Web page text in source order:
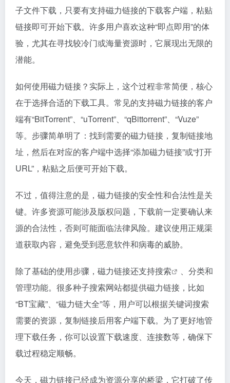
子文件下载，只要有支持磁力链接的下载客户端，粘贴
链接即可开始下载。许多用户喜欢这种“即点即用”的体
验，尤其在寻找较冷门或海量资源时，它展现出无限的
潜能。
如何使用磁力链接？实际上，这个过程非常简便，核心
在于选择合适的下载工具。常见的支持磁力链接的客户
端有“BitTorrent”、“uTorrent”、“qBittorrent”、“Vuze”
等。步骤简单明了：找到需要的磁力链接，复制链接地
址，然后在对应的客户端中选择“添加磁力链接”或“打开
URL”，粘贴之后便可开始下载。
不过，值得注意的是，磁力链接的安全性和合法性是关
键。许多资源可能涉及版权问题，下载前一定要确认来
源的合法性，否则可能面临法律风险。建议使用正规渠
道获取内容，避免受到恶意软件和病毒的威胁。
除了基础的使用步骤，磁力链接还支持搜索
、分类和
管理功能。很多种子搜索网站都提供磁力链接，比如
“BT宝藏”、“磁力链大全”等，用户可以根据关键词搜索
需要的资源，复制链接后用客户端下载。为了更好地管
理下载任务，你可以设置下载速度、连接数等，确保下
载过程稳定顺畅。
今天，磁力链接已经成为资源分享的桥梁，它打破了传